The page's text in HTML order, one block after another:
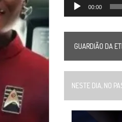
00:00
GUARDIÃO DA
NESTE DIA, NO